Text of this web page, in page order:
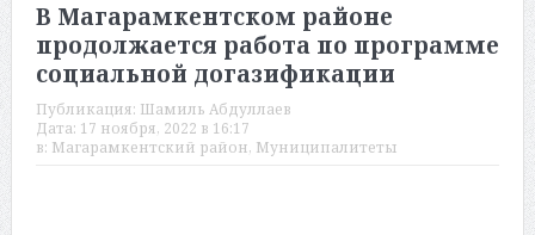
В Магарамкентском районе
продолжается работа по программе
социальной догазификации
Публикация: Шамиль Абдуллаев
Дата: 17 ноября, 2022 в 16:17
в: Магарамкентский район, Муниципалитеты